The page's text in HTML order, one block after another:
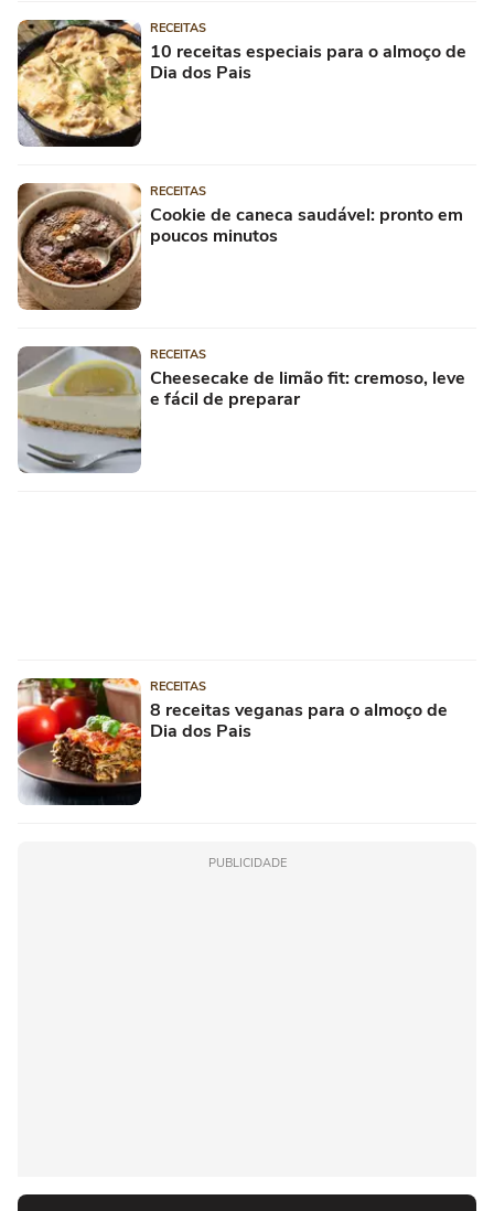
RECEITAS
10 receitas especiais para o almoço de
Dia dos Pais
RECEITAS
Cookie de caneca saudável: pronto em
poucos minutos
RECEITAS
Cheesecake de limão fit: cremoso, leve
e fácil de preparar
RECEITAS
8 receitas veganas para o almoço de
Dia dos Pais
PUBLICIDADE